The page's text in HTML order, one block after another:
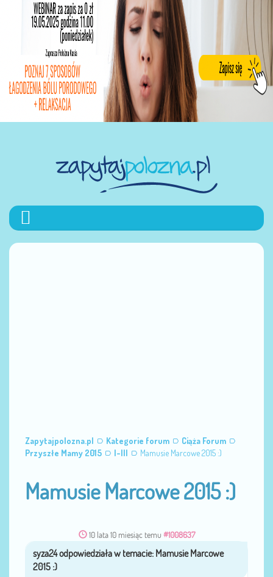
Zapytajpolozna.pl Kategorie forum
Ciąża Forum
Przyszłe Mamy 2015
I-III Mamusie Marcowe 2015 :)
Mamusie Marcowe 2015 :)
10 lata 10 miesiąc temu #1008637
przezsyza24